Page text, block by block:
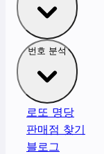
번호 분석
로또 명당
판매점 찾기
블로그